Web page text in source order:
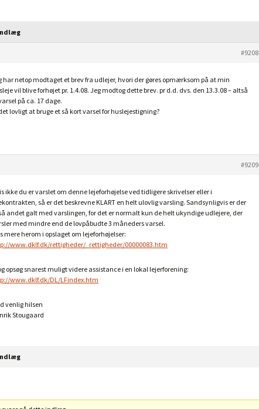
#9208
har netop modtaget et brev fra udlejer, hvori der gøres opmærksom på at min
vil blive forhøjet pr. 1.4.08. Jeg modtog dette brev. pr d.d. dvs. den 13.3.08 – altså
på ca. 17 dage.
lovligt at bruge et så kort varsel for huslejestigning?
#9209
ikke du er varslet om denne lejeforhøjelse ved tidligere skrivelser eller i
så er det beskrevne KLART en helt ulovlig varsling. Sandsynligvis er der
andet galt med varslingen, for det er normalt kun de helt ukyndige udlejere, der
med mindre end de lovpåbudte 3 måneders varsel.
mere herom i opslaget om lejeforhøjelser:
www.dklf.dk/rettigheder/_rettigheder/00000083.htm
opsøg snarest muligt videre assistance i en lokal lejerforening:
www.dklf.dk/DL/LFindex.htm
venlig hilsen
Stougaard